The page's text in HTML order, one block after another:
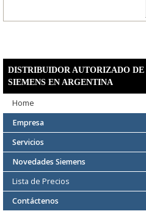
DISTRIBUIDOR AUTORIZADO
SIEMENS EN ARGENTINA
Home
Empresa
Servicios
Novedades Siemens
Lista de Precios
Contáctenos